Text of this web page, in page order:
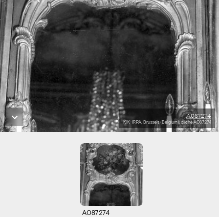
A087274
KIK-IRPA, Brussels (Belgium), cliché A087274
A087274